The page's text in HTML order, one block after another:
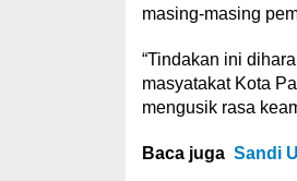
masing-masing
“Tindakan ini
masyatakat Kota
mengusik rasa
Baca juga Sandi